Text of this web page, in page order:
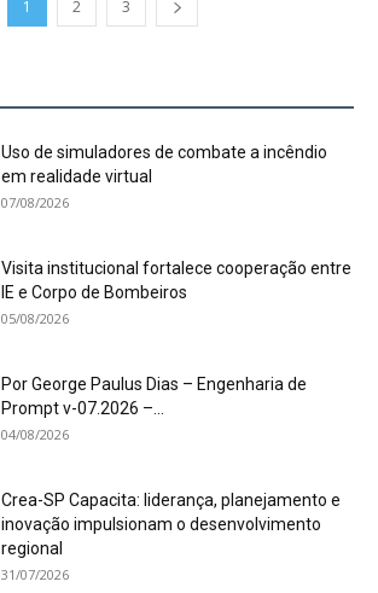
1 2 3
Uso de simuladores de combate a incêndio
em realidade virtual
07/08/2026
Visita institucional fortalece cooperação entre
IE e Corpo de Bombeiros
05/08/2026
Por George Paulus Dias – Engenharia de
Prompt v-07.2026 –...
04/08/2026
Crea-SP Capacita: liderança, planejamento e
inovação impulsionam o desenvolvimento
regional
31/07/2026